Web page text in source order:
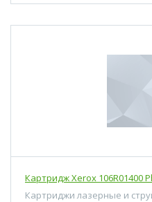
Картридж Xerox 106R01400
Картриджи лазерные и